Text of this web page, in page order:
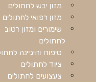
מזון יבש לחתולים
מזון רפואי לחתולים
שימורים ומזון רטוב
לחתולים
טיפוח והיגיינה
ציוד לחתולים
צעצועים לחתולים